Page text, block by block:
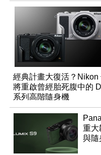
經典計畫大復活？Nikon
將重啟曾經胎死腹中的
系列高階隨身機
重大
與隨